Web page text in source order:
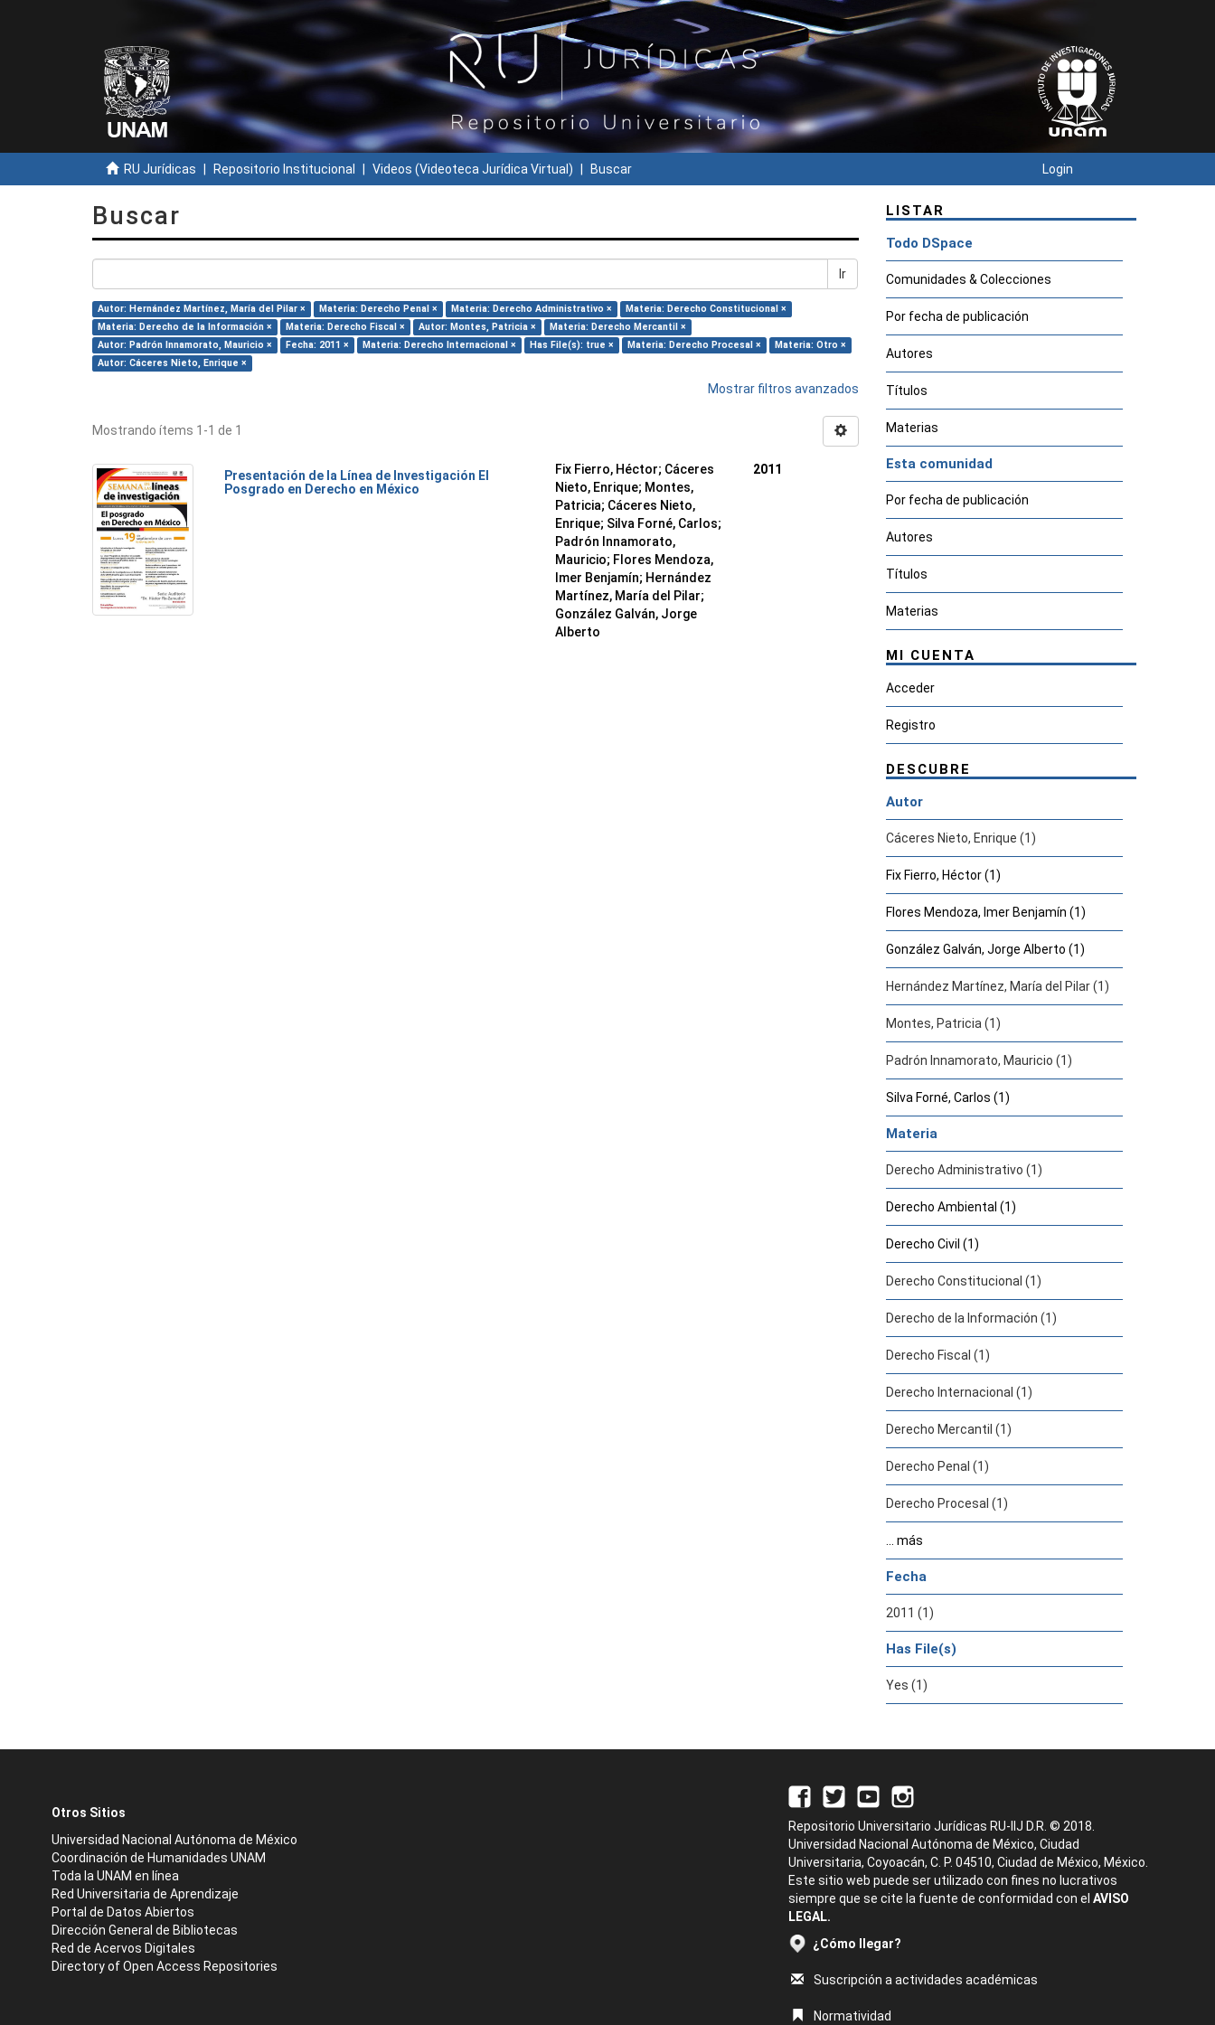
RU Jurídicas Repositorio Institucional Videos (Videoteca Jurídica Virtual) Buscar Login
Buscar
Ir
Autor: Hernández Martínez, María del Pilar × Materia: Derecho Penal × Materia: Derecho Administrativo ×
Materia: Derecho Constitucional ×
Materia: Derecho de la Información ×
Materia: Derecho Fiscal × Autor: Montes, Patricia ×
Materia: Derecho Mercantil ×
Autor: Padrón Innamorato, Mauricio ×
Fecha: 2011 × Materia: Derecho Internacional × Has File(s): true × Materia: Derecho Procesal ×
Materia: Otro ×
Autor: Cáceres Nieto, Enrique ×
Mostrar filtros avanzados
Mostrando ítems 1-1 de 1
Presentación de la Línea de Investigación El
Posgrado en Derecho en México
Fix Fierro, Héctor; Cáceres
Nieto, Enrique; Montes,
Patricia; Cáceres Nieto,
Enrique; Silva Forné, Carlos;
Padrón Innamorato,
Mauricio; Flores Mendoza,
Imer Benjamín; Hernández
Martínez, María del Pilar;
González Galván, Jorge
Alberto
2011
LISTAR
Todo DSpace
Comunidades & Colecciones
Por fecha de publicación
Autores
Títulos
Materias
Esta comunidad
Por fecha de publicación
Autores
Títulos
Materias
MI CUENTA
Acceder
Registro
DESCUBRE
Autor
Cáceres Nieto, Enrique (1)
Fix Fierro, Héctor (1)
Flores Mendoza, Imer Benjamín (1)
González Galván, Jorge Alberto (1)
Hernández Martínez, María del Pilar (1)
Montes, Patricia (1)
Padrón Innamorato, Mauricio (1)
Silva Forné, Carlos (1)
Materia
Derecho Administrativo (1)
Derecho Ambiental (1)
Derecho Civil (1)
Derecho Constitucional (1)
Derecho de la Información (1)
Derecho Fiscal (1)
Derecho Internacional (1)
Derecho Mercantil (1)
Derecho Penal (1)
Derecho Procesal (1)
... más
Fecha
2011 (1)
Has File(s)
Yes (1)
Otros Sitios
Universidad Nacional Autónoma de México
Coordinación de Humanidades UNAM
Toda la UNAM en línea
Red Universitaria de Aprendizaje
Portal de Datos Abiertos
Dirección General de Bibliotecas
Red de Acervos Digitales
Directory of Open Access Repositories
Repositorio Universitario Jurídicas RU-IIJ D.R. © 2018.
Universidad Nacional Autónoma de México, Ciudad
Universitaria, Coyoacán, C. P. 04510, Ciudad de México, México.
Este sitio web puede ser utilizado con fines no lucrativos
siempre que se cite la fuente de conformidad con el AVISO
LEGAL.
¿Cómo llegar?
Suscripción a actividades académicas
Normatividad